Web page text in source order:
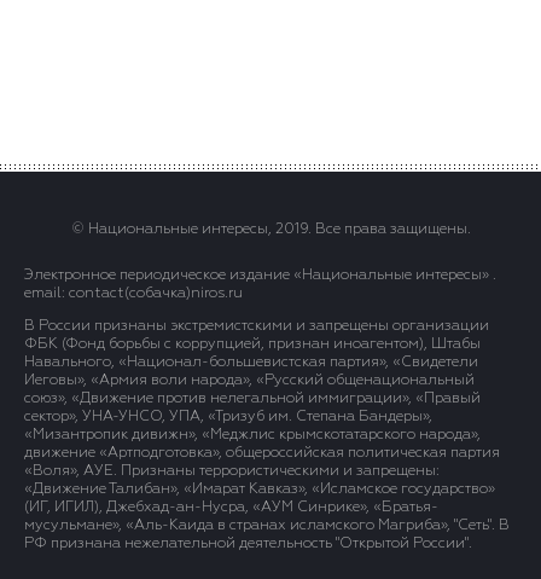
© Национальные интересы, 2019. Все права защищены.
Электронное периодическое издание «Национальные интересы» .
email: contact(сoбaчка)niros.ru
В России признаны экстремистскими и запрещены организации
ФБК (Фонд борьбы с коррупцией, признан иноагентом), Штабы
Навального, «Национал-большевистская партия», «Свидетели
Иеговы», «Армия воли народа», «Русский общенациональный
союз», «Движение против нелегальной иммиграции», «Правый
сектор», УНА-УНСО, УПА, «Тризуб им. Степана Бандеры»,
«Мизантропик дивижн», «Меджлис крымскотатарского народа»,
движение «Артподготовка», общероссийская политическая партия
«Воля», АУЕ. Признаны террористическими и запрещены:
«Движение Талибан», «Имарат Кавказ», «Исламское государство»
(ИГ, ИГИЛ), Джебхад-ан-Нусра, «АУМ Синрике», «Братья-
мусульмане», «Аль-Каида в странах исламского Магриба», "Сеть". В
РФ признана нежелательной деятельность "Открытой России".